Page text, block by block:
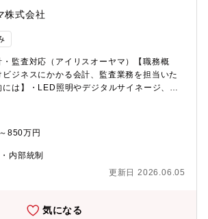
株式会社
監査対応（アイリスオーヤマ）【職務概
ジネスにかかる会計、監査業務を担当いた
は】・LED照明やデジタルサイネージ、建
小企業診断士の資格を活かした、経営に役立
部署スタッフの教育・Ｍ＆Ａ案件に対する調
立までの実務全般当社での法人向けビジネ
のコンプライアンスの強化にも取り組んでい
850万円
内部統制
更新日 2026.06.05
気になる